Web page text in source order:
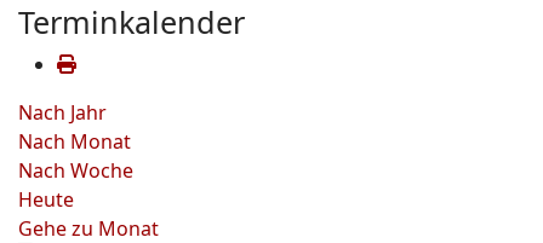
Terminkalender
Nach Jahr
Nach Monat
Nach Woche
Heute
Gehe zu Monat